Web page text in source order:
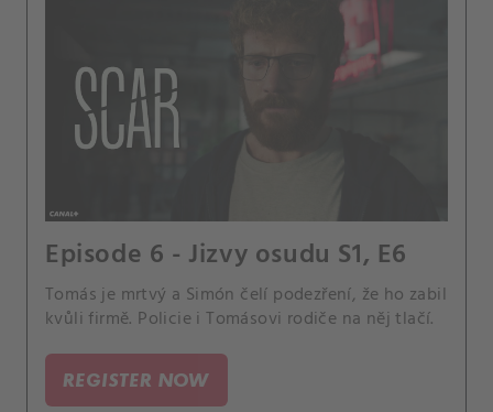
Episode 6 - Jizvy osudu S1, E6
Tomás je mrtvý a Simón čelí podezření, že ho zabil
kvůli firmě. Policie i Tomásovi rodiče na něj tlačí.
REGISTER NOW